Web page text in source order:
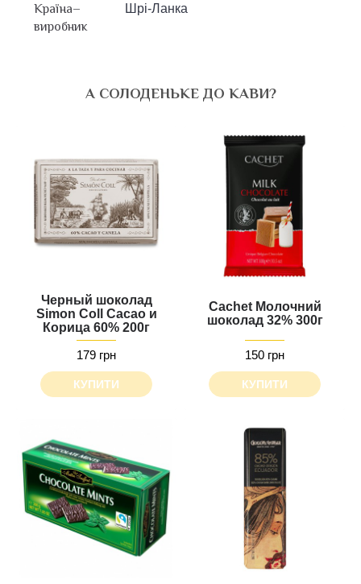
Країна–
виробник
Шрі-Ланка
А СОЛОДЕНЬКЕ ДО КАВИ?
Черный шоколад
Simon Coll Cacao и
Корица 60% 200г
179 грн
КУПИТИ
Cachet Молочний
шоколад 32% 300г
150 грн
КУПИТИ